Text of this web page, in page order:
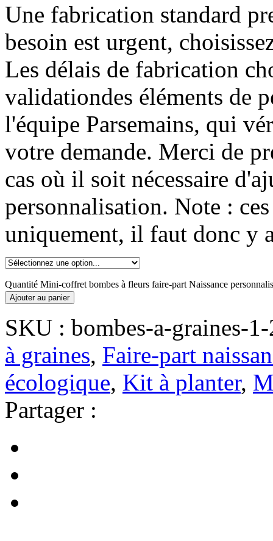
Une fabrication standard
besoin est urgent,
Les délais de fabrication
validationdes éléments de
l'équipe Parsemains, qui
votre demande. Merci de
cas où il soit nécessaire
personnalisation. Note :
uniquement, il faut donc y
Quantité Mini-coffret bombes à fleurs faire-part Naissance
Ajouter au panier
SKU : bombes-a-graines-
à graines, Faire-part
écologique, Kit à planter,
Partager :